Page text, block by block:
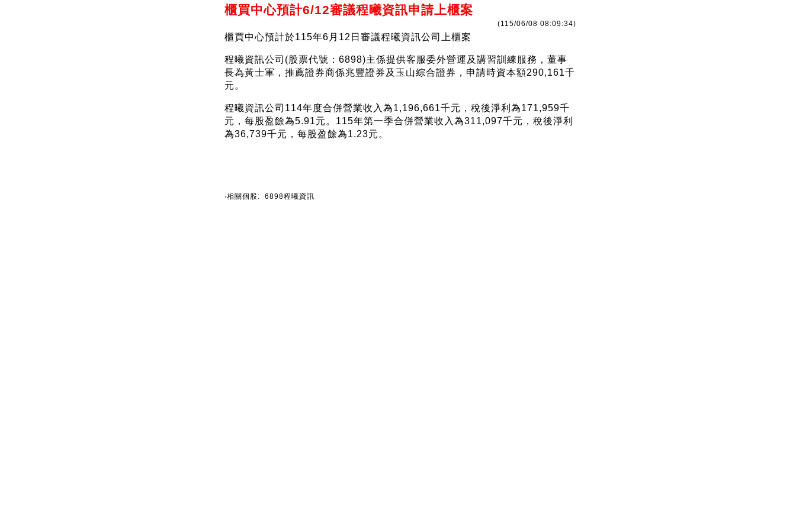
櫃買中心預計6/12審議程曦資訊申請上櫃案
(115/06/08 08:09:34)
櫃買中心預計於115年6月12日審議程曦資訊公司上櫃案
程曦資訊公司(股票代號：6898)主係提供客服委外營運及講習訓練服務，董事
長為黃士軍，推薦證券商係兆豐證券及玉山綜合證券，申請時資本額290,161千
元。
程曦資訊公司114年度合併營業收入為1,196,661千元，稅後淨利為171,959千
元，每股盈餘為5.91元。115年第一季合併營業收入為311,097千元，稅後淨利
為36,739千元，每股盈餘為1.23元。
‧相關個股: 6898程曦資訊